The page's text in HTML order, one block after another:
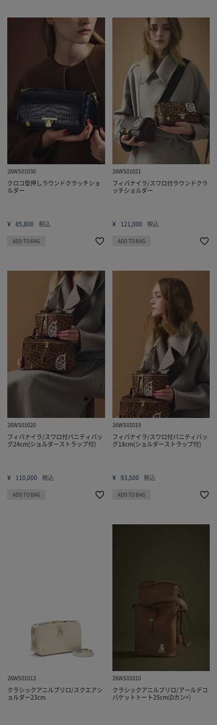
26WS01030
クロコ型押しラウンドクラッチショ
ルダー
¥ 85,800 税込
ADD TO BAG
26WS01021
フィバナイラ/スワロ付ラウンドクラ
ッチショルダー
¥ 121,000 税込
ADD TO BAG
26WS01020
フィバナイラ/スワロ付バニティバッ
グ24cm(ショルダーストラップ付)
¥ 110,000 税込
ADD TO BAG
26WS01019
フィバナイラ/スワロ付バニティバッ
グ18cm(ショルダーストラップ付)
¥ 93,500 税込
ADD TO BAG
26WS01013
クラシックアニルブリロ/スクエアシ
ョルダー23cm
26WS01010
クラシックアニルブリロ/アールデコ
バケットトート25cm(Dカン+)